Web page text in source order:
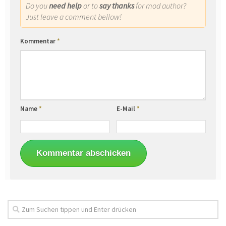
Do youneed helpor tosay thanksfor mod author?
Just leave a comment bellow!
Kommentar*
Name* E-Mail*